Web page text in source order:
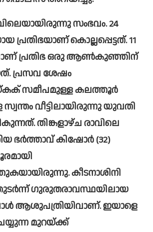
സംഭവം. 24
കൊല്ലപ്പെട്ടത്. 11
പ്രതിഭ ഒരു ആണ്‍കുഞ്ഞിന്
പ്രസവ ശേഷം
സമീപമുള്ള കലത്തൂര്‍
വീട്ടിലായിരുന്നു യുവതി
തിങ്കളാഴ്ച രാവിലെ
ഭര്‍ത്താവ് കിഷോര്‍ (32)
കീടനാശിനി
ഗുരുതരാവസ്ഥയിലായ
ആശുപത്രിയിവാണ്. ഇയാളെ
മുറയ്ക്ക്